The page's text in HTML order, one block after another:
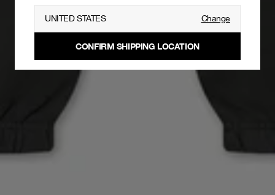
UNITED STATES Change
CONFIRM SHIPPING LOCATION